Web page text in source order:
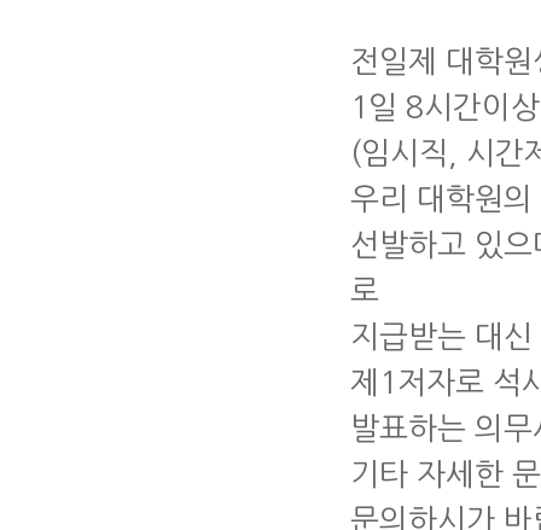
전일제 대학
1일 8시간이
(임시직, 시간
우리 대학원
선발하고 있
로
지급받는 대
제1저자로 석
발표하는 의
기타 자세한
문의하시가 바